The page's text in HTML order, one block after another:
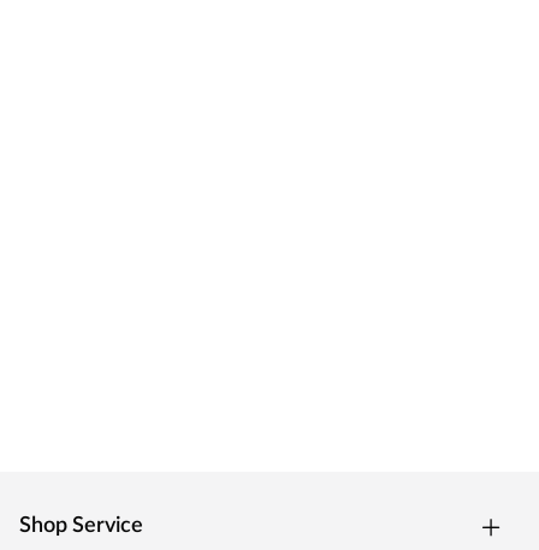
Shop Service